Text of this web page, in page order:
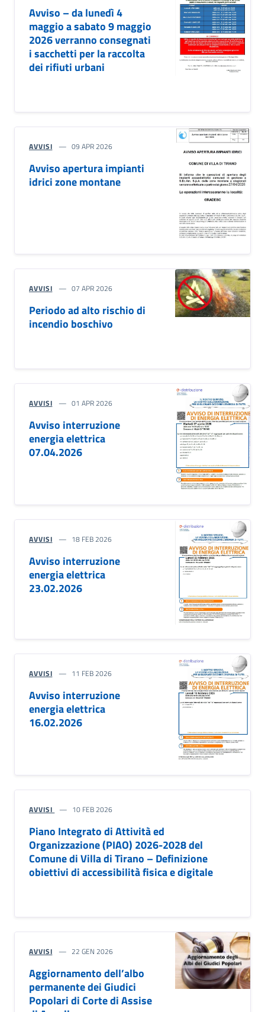
Avviso – da lunedì 4
maggio a sabato 9 maggio
2026 verranno consegnati
i sacchetti per la raccolta
dei rifiuti urbani
AVVISI 09 APR 2026
Avviso apertura impianti
idrici zone montane
AVVISI 07 APR 2026
Periodo ad alto rischio di
incendio boschivo
AVVISI 01 APR 2026
Avviso interruzione
energia elettrica
07.04.2026
AVVISI 18 FEB 2026
Avviso interruzione
energia elettrica
23.02.2026
AVVISI 11 FEB 2026
Avviso interruzione
energia elettrica
16.02.2026
AVVISI 10 FEB 2026
Piano Integrato di Attività ed
Organizzazione (PIAO) 2026-2028 del
Comune di Villa di Tirano – Definizione
obiettivi di accessibilità fisica e digitale
AVVISI 22 GEN 2026
Aggiornamento dell’albo
permanente dei Giudici
Popolari di Corte di Assise